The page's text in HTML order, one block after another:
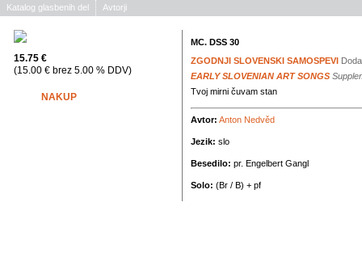
Katalog glasbenih del Avtorji
15.75 €
(15.00 € brez 5.00 % DDV)
NAKUP
MC. DSS 30
ZGODNJI SLOVENSKI SAMOSPEVI
EARLY SLOVENIAN ART SONGS
Tvoj mirni čuvam stan
Avtor: Anton Nedvěd
Jezik: slo
Besedilo: pr. Engelbert Gangl
Solo: (Br / B) + pf